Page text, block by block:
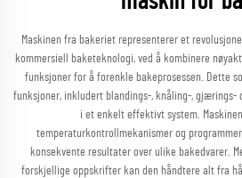
Maskinen fra bakeriet representerer et
kommersiell baketeknologi, ved å kombinere
funksjoner for å forenkle bakeprosessen. Dette
funksjoner, inkludert blandings-, knåling-,
i et enkelt effektivt system.
temperaturkontrollmekanismer og
konsekvente resultater over ulike bakedvarer.
forskjellige oppskrifter kan den håndtere alt fra